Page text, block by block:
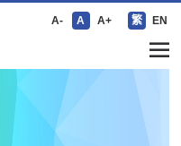
A- A A+ 繁 EN